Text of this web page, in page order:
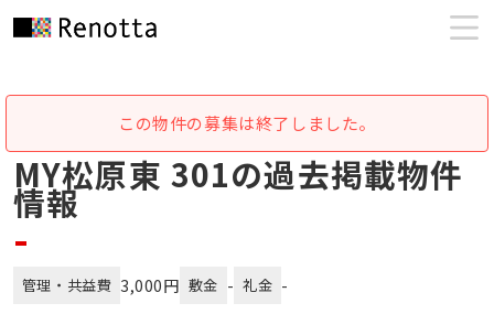
この物件の募集は終了しました。
MY松原東 301の過去掲載物件
情報
-
管理・共益費 3,000円 敷金 - 礼金 -